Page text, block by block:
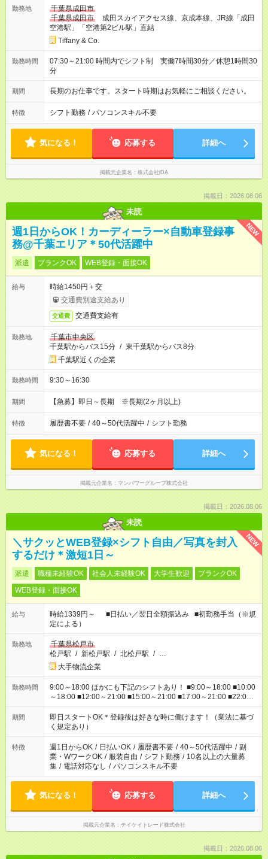
勤務地
千葉県成田市
千葉県成田市
成田スカイアクセス線、京成本線、JR線「成田
空港駅」「空港第2ビル駅」直結
Tiffany & Co.
勤務時間
07:30～21:00 時間内でシフト制 実働7時間30分／休憩1時間30
分
期間 長期のお仕事です。スタート時期はお気軽にご相談ください。
特徴 シフト勤務 / パソコンスキル不要
気になる！ 応募する 詳細へ
掲載元企業名 株式会社iDA
掲載日：2026.08.06
未読
NEW
週1日からOK！カーディーラー×自動車登録事
務@千葉エリア＊50代活躍中
派遣 ブランクOK WEB登録・面接OK
給与
時給1450円＋交
交通費別途支給あり
交通費 交通費支給有
勤務地
千葉市中央区
千葉駅からバス15分 / 東千葉駅からバス8分
千葉駅近くの企業
勤務時間 9:30～16:30
期間 【急募】即日～長期 ※長期(2ヶ月以上)
特徴 履歴書不要 / 40～50代活躍中 / シフト勤務
気になる！ 応募する 詳細へ
掲載元企業名 マンパワーグループ株式会社
掲載日：2026.08.06
未読
NEW
＼サクッとWEB登録×シフト自由／写真を封入
するだけ＊激短1日～
派遣 職種未経験OK 社会人未経験OK 大学生歓迎
ブランクOK
WEB登録・面接OK
給与
時給1339円～ ■日払い／翌日全額振込み ■初勤務手当（※規
定による）
勤務地
千葉県松戸市
松戸駅 / 新松戸駅 / 北松戸駅 / …
大手物流企業
勤務時間
9:00～18:00 ほかにも下記のシフトあり！ ■9:00～18:00 ■10:00
～18:00 ■12:00～21:00 ■15:00～21:00 ■17:00～21:00 ■22:00
～翌6:00 など ※お仕事、勤務地により勤務時間帯は異なりま
す
期間
即日スタートOK＊登録後は好きな時に働けます！（業法に基づ
く規定あり）
特徴 週1日からOK / 日払いOK / 履歴書不要 / 40～50代活躍中 / 副
業・WワークOK / 服装自由 / シフト勤務 / 10名以上の大量募
集 / 電話対応なし / パソコンスキル不要
気になる！ 応募する 詳細へ
掲載元企業名 テイケイトレード株式会社
掲載日：2026.08.06